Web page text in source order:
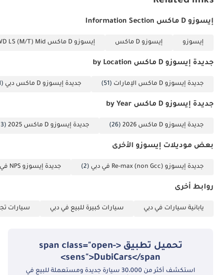
إيسوزو D ماكس Information Section
إيسوزو إيسوزو D ماكس إيسوزو D ماكس 3.0L CREW CAB 4WD LS (M/T) Mid
جديدة إيسوزو D ماكس by Location
جديدة إيسوزو D ماكس الإمارات (51) جديدة إيسوزو D ماكس دبي (51)
جديدة إيسوزو D ماكس by Year
جديدة إيسوزو D ماكس 2026 (26) جديدة إيسوزو D ماكس 2025 (13)
بعض موديلات إيسوزو الأخرى
جديدة إيسوزو Re-max (non Gcc) في دبي (2) جديدة إيسوزو NPS في دبي
روابط أخرى
يابانية سيارات في دبي سيارات كبيرة للبيع في دبي سيارات
تحميل تطبيق <span class="open-
sens">DubiCars</span>
استكشف أكثر من 30،000 سيارة جديدة ومستعملة للبيع في
تم إنشاء هذه الإحصاءات بواسطة الذكاء الاصطناعي اعتماداً على بيانات